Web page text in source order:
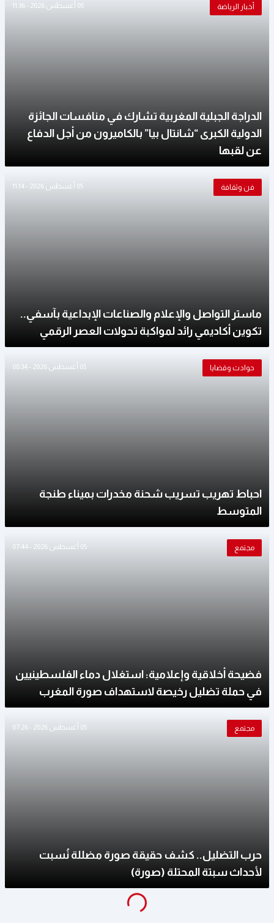
أخبار الرياضة 05 أغسطس 2026 - 11:36
الدراجة الجبلية المغربية تشارك في منافسات الجائزة
الدولية الكبرى “شانتال بيا” بالكاميرون من أجل الدفاع
عن لقبها
فن وثقافة 05 أغسطس 2026 - 11:14
ماستر التواصل والإعلام والصناعات الإبداعية بآسفي..
تكوين أكاديمي رائد لمواكبة تحولات العصر الرقمي
حوادث وقضايا 05 أغسطس 2026 - 08:34
احباط تهريب تسريب شحنة مخدرات بميناء طنجة
المتوسط
مجتمع 05 أغسطس 2026 - 07:44
فضيحة أخلاقية وإعلامية: استغلال دماء الفلسطينيين
في حملة تضليل رخيصة لاستهداف صورة المغرب
مجتمع 05 أغسطس 2026 - 07:26
حرب التضليل.. كشف حقيقة صورة مضللة نُسبت
لأحداث سبتة المحتلة (صورة)
Loading
...